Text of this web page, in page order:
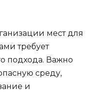
мест для
требует
подхода. Важно
среду,
и